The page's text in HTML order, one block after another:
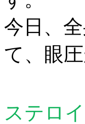
今日、
て、眼
ステロ